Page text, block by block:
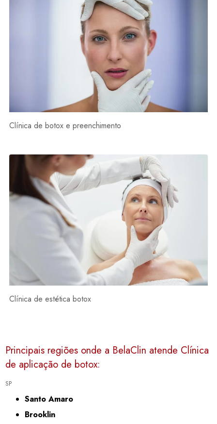
Clínica de botox e preenchimento
Clínica de estética botox
Principais regiões onde a BelaClin atende Clínica
de aplicação de botox:
SP
Santo Amaro
Brooklin